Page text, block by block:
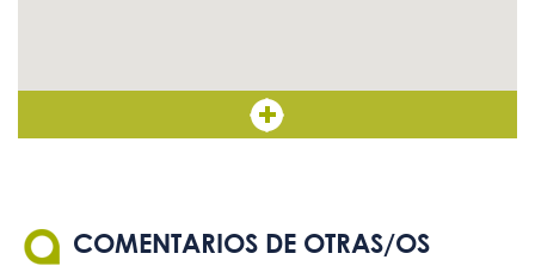
COMENTARIOS DE OTRAS/OS